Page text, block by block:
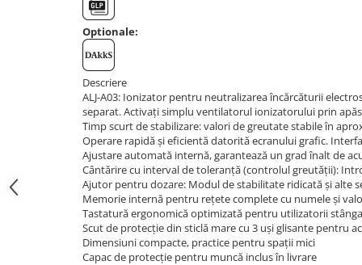
Bare suport (Newtoniene)
Instrumente de masurare
Celule de forta
Celule de sarcina
Celule masurare masa
Senzori de cuplu
Durometre pentru metale (Leeb)
Durometre pentru metale (UCI)
Durometre pentru plastic (Shore)
Dispozitive de masurare a lungimii
Masurare metrica a lungimii
Optionale:
Descriere
ALJ-A03: Ionizator pentru neutralizarea încărcăturii
separat. Activați simplu ventilatorul ionizatorului prin
Timp scurt de stabilizare: valori de greutate stabile în
Operare rapidă și eficientă datorită ecranului grafic.
Ajustare automată internă, garantează un grad înalt de
Cântărire cu interval de toleranță (controlul greutății):
Ajutor pentru dozare: Modul de stabilitate ridicată și alte
Memorie internă pentru rețete complete cu numele și
Tastatură ergonomică optimizată pentru utilizatorii
Scut de protecție din sticlă mare cu 3 uși glisante pentru
Dimensiuni compacte, practice pentru spații mici
Capac de protecție pentru muncă inclus în livrare